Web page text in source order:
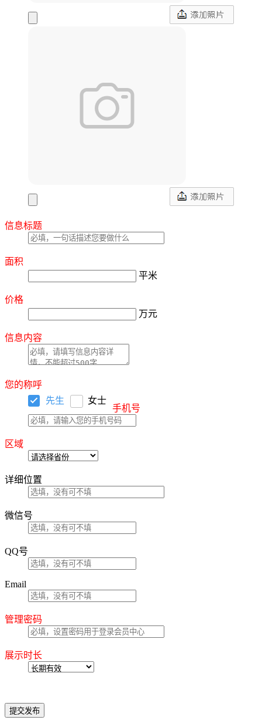
信息标题
面积
平米
价格
万元
信息内容
您的称呼
先生
女士
手机号
区域
详细位置
微信号
QQ号
Email
管理密码
展示时长
提交发布